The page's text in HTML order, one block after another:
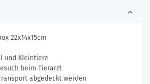
22x14x15cm
und Kleintiere
beim Tierarzt
abgedeckt werden